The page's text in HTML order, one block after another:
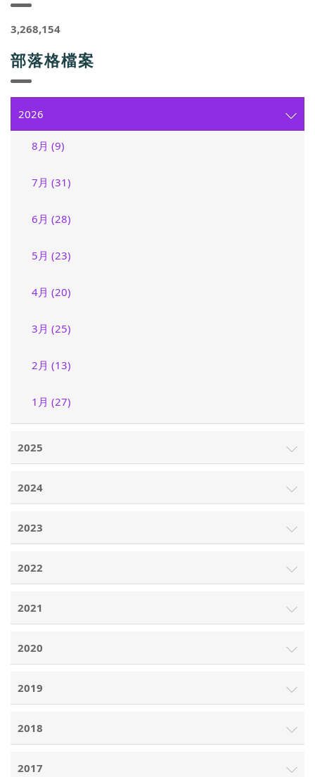
3,268,154
部落格檔案
2026
8月 (9)
7月 (31)
6月 (28)
5月 (23)
4月 (20)
3月 (25)
2月 (13)
1月 (27)
2025
2024
2023
2022
2021
2020
2019
2018
2017